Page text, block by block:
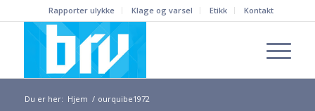
Rapporter ulykke Klage og varsel Etikk Kontakt
Du er her: Hjem / ourquibe1972